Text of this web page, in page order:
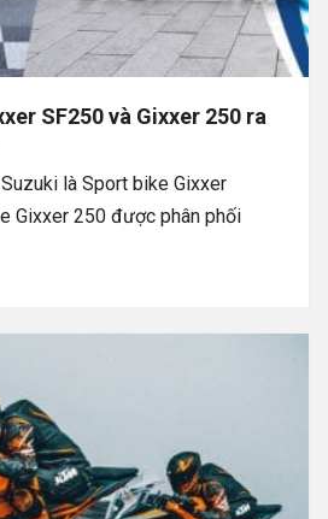
SF250 và Gixxer 250 ra
là Sport bike Gixxer
Gixxer 250 được phân phối